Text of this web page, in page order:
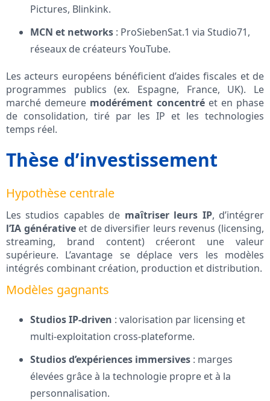
Pictures, Blinkink.
MCN et networks : ProSiebenSat.1 via Studio71,
réseaux de créateurs YouTube.
Les acteurs européens bénéficient d’aides fiscales et de
programmes publics (ex. Espagne, France, UK). Le
marché demeure modérément concentréet en phase
de consolidation, tiré par les IP et les technologies
temps réel.
Thèse d’investissement
Hypothèse centrale
Les studios capables de maîtriser leurs IP, d’intégrer
l’IA générativeet de diversifier leurs revenus (licensing,
streaming, brand content) créeront une valeur
supérieure. L’avantage se déplace vers les modèles
intégrés combinant création, production et distribution.
Modèles gagnants
Studios IP-driven : valorisation par licensing et
multi‑exploitation cross‑plateforme.
Studios d’expériences immersives : marges
élevées grâce à la technologie propre et à la
personnalisation.